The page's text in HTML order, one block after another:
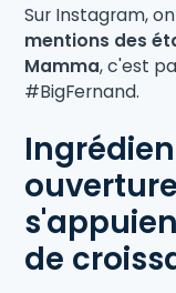
Sur Instagram,
mentions des
Mamma, c'est
#BigFernand.
de